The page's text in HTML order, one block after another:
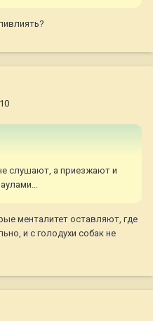
слушают, а приезжают и
менталитет оставляют, где
и с голодухи собак не